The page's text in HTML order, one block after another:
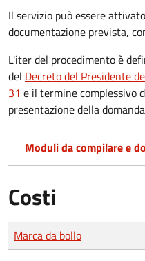
Il servizio può essere
documentazione prevista,
L'iter del procedimento è
del Decreto del Presidente
31 e il termine complessivo
presentazione della
Moduli da compilare e
Costi
Tipo di pagamento
Importo
Marca da bollo